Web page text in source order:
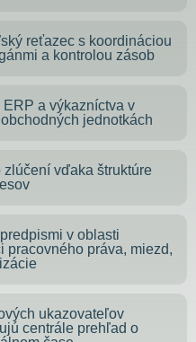
reťazec s koordináciou
a kontrolou zásob
a výkazníctva v
jednotkách
vďaka štruktúre
v oblasti
pracovného práva, miezd,
ukazovateľov
centrále prehľad o